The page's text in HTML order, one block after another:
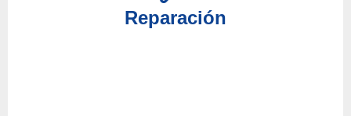
Reparación
disposición a nuestros mejores técnicos para que
reciba un servicio de reparaciones acorde a sus